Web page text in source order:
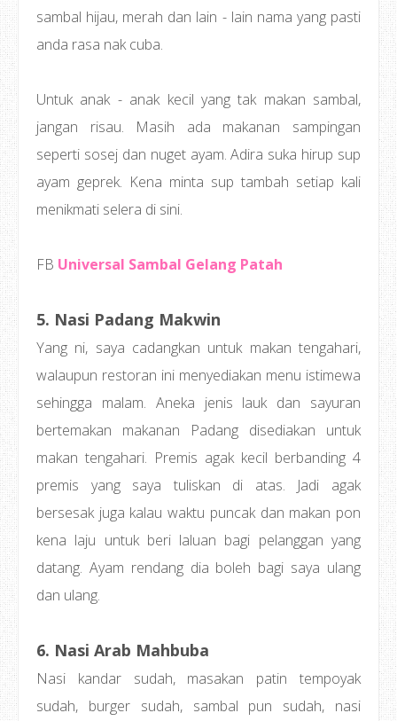
sambal hijau, merah dan lain - lain nama yang pasti
anda rasa nak cuba.
Untuk anak - anak kecil yang tak makan sambal,
jangan risau. Masih ada makanan sampingan
seperti sosej dan nuget ayam. Adira suka hirup sup
ayam geprek. Kena minta sup tambah setiap kali
menikmati selera di sini.
FB Universal Sambal Gelang Patah
5. Nasi Padang Makwin
Yang ni, saya cadangkan untuk makan tengahari,
walaupun restoran ini menyediakan menu istimewa
sehingga malam. Aneka jenis lauk dan sayuran
bertemakan makanan Padang disediakan untuk
makan tengahari. Premis agak kecil berbanding 4
premis yang saya tuliskan di atas. Jadi agak
bersesak juga kalau waktu puncak dan makan pon
kena laju untuk beri laluan bagi pelanggan yang
datang. Ayam rendang dia boleh bagi saya ulang
dan ulang.
6. Nasi Arab Mahbuba
Nasi kandar sudah, masakan patin tempoyak
sudah, burger sudah, sambal pun sudah, nasi